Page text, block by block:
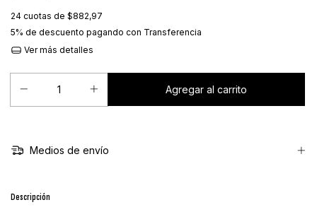
24 cuotas de $882,97
5% de descuento pagando con Transferencia
Ver más detalles
Medios de envío
Descripción